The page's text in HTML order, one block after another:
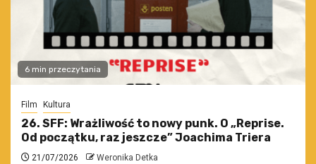
6 min przeczytania
Film Kultura
26. SFF: Wrażliwość to nowy punk. O „Reprise.
Od początku, raz jeszcze” Joachima Triera
21/07/2026 Weronika Detka